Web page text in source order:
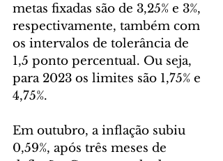
metas fixadas são de 3,25% e 3%,
respectivamente, também com
os intervalos de tolerância de
1,5 ponto percentual. Ou seja,
para 2023 os limites são 1,75% e
4,75%.
Em outubro, a inflação subiu
0,59%, após três meses de